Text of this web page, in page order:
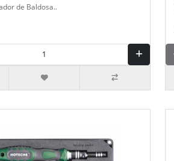
de Baldosa..